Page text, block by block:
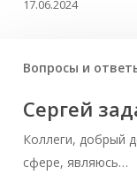
17.06.2024
Вопросы и
Сергей
Коллеги, добрый
сфере, являюсь…